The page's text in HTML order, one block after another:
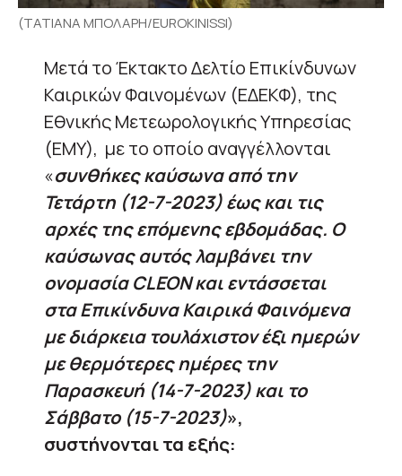
(ΤΑΤΙΑΝΑ ΜΠΟΛΑΡΗ/EUROKINISSI)
Μετά το Έκτακτο Δελτίο Επικίνδυνων
Καιρικών Φαινομένων (ΕΔΕΚΦ), της
Εθνικής Μετεωρολογικής Υπηρεσίας
(ΕΜΥ), με το οποίο αναγγέλλονται
«συνθήκες καύσωνα από την
Τετάρτη (12-7-2023) έως και τις
αρχές της επόμενης εβδομάδας. Ο
καύσωνας αυτός λαμβάνει την
ονομασία CLEON και εντάσσεται
στα Επικίνδυνα Καιρικά Φαινόμενα
με διάρκεια τουλάχιστον έξι ημερών
με θερμότερες ημέρες την
Παρασκευή (14-7-2023) και το
Σάββατο (15-7-2023)»,
συστήνονται τα εξής: